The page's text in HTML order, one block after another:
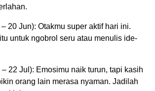
20 Jun): Otakmu super aktif hari ini.
untuk ngobrol seru atau menulis ide-
– 22 Jul): Emosimu naik turun, tapi kasih
orang lain merasa nyaman. Jadilah